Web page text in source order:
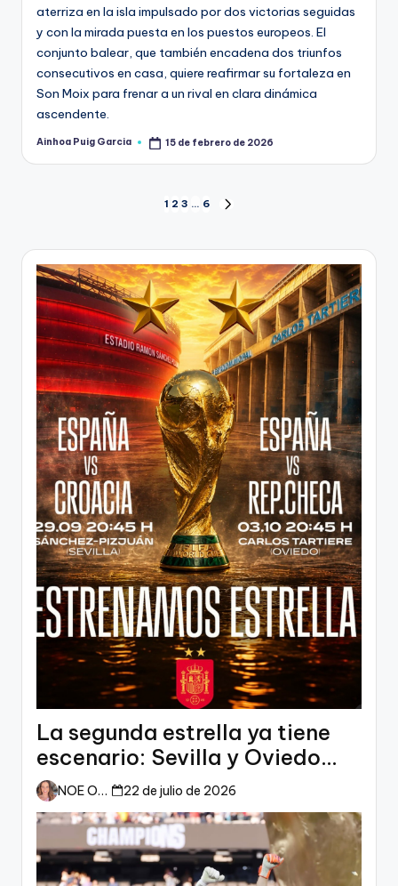
aterriza en la isla impulsado por dos victorias seguidas
y con la mirada puesta en los puestos europeos. El
conjunto balear, que también encadena dos triunfos
consecutivos en casa, quiere reafirmar su fortaleza en
Son Moix para frenar a un rival en clara dinámica
ascendente.
Ainhoa Puig Garcia 15 de febrero de 2026
1 2 3 … 6
La segunda estrella ya tiene
escenario: Sevilla y Oviedo
esperan a España
NOE ORTIZ 22 de julio de 2026